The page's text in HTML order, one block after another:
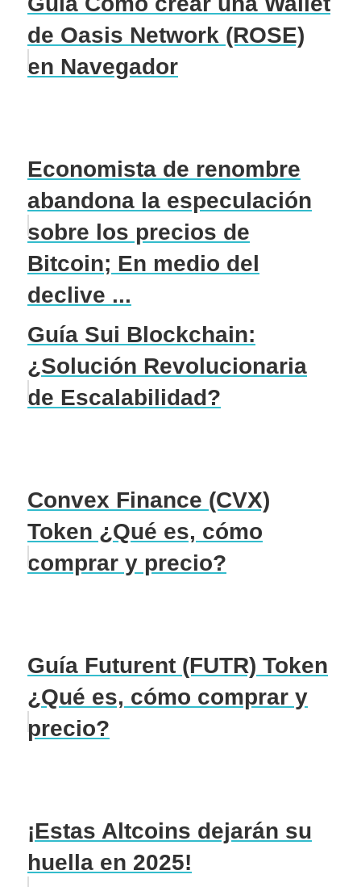
de Oasis Network (ROSE)
en Navegador
Economista de renombre
abandona la especulación
sobre los precios de
Bitcoin; En medio del
declive ...
Guía Sui Blockchain:
¿Solución Revolucionaria
de Escalabilidad?
Convex Finance (CVX)
Token ¿Qué es, cómo
comprar y precio?
Guía Futurent (FUTR) Token
¿Qué es, cómo comprar y
precio?
¡Estas Altcoins dejarán su
huella en 2025!